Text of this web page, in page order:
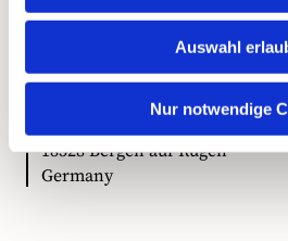
Auswahl
Nur notwendige
Ökumenische Pilgerinitiative
18528 Bergen auf Rügen
Germany